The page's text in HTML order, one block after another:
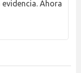
Ahora